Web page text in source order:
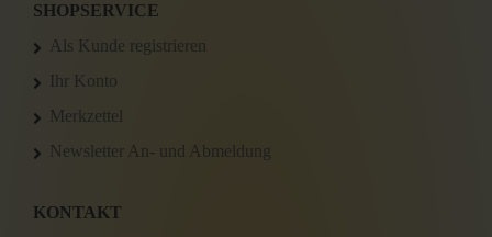
SHOPSERVICE
Als Kunde registrieren
Ihr Konto
Merkzettel
Newsletter An- und Abmeldung
KONTAKT